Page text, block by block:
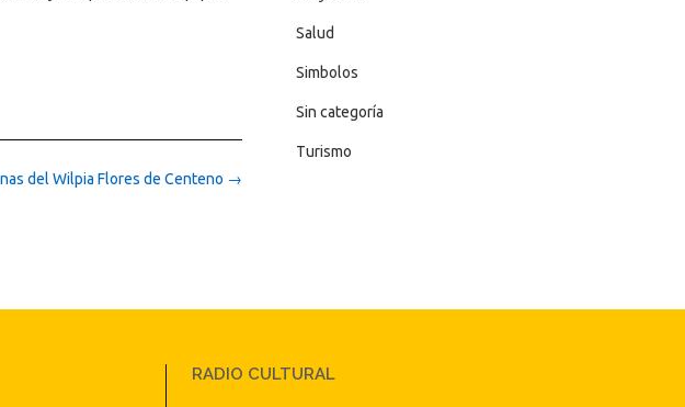
del Wilpia Flores de Centeno →
Salud
Simbolos
Sin categoría
Turismo
RADIO CULTURAL